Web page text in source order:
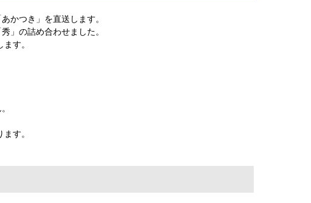
かつき」を直送します。
」の詰め合わせました。
す。
す。